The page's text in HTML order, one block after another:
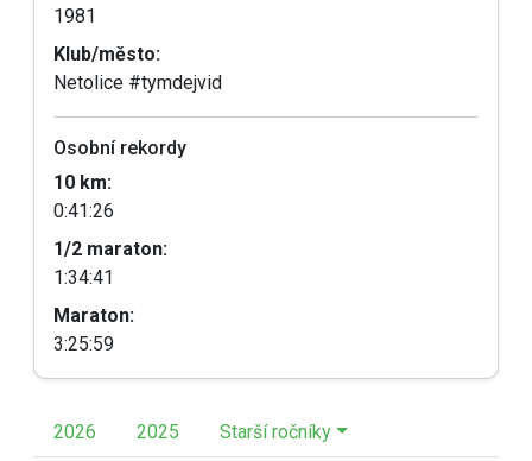
1981
Klub/město:
Netolice #tymdejvid
Osobní rekordy
10 km:
0:41:26
1/2 maraton:
1:34:41
Maraton:
3:25:59
2026 2025 Starší ročníky